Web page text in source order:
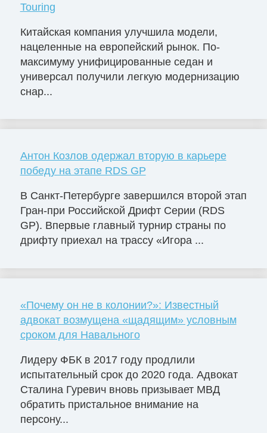
Touring
Китайская компания улучшила модели,
нацеленные на европейский рынок. По-
максимуму унифицированные седан и
универсал получили легкую модернизацию
снар...
Антон Козлов одержал вторую в карьере
победу на этапе RDS GP
В Санкт-Петербурге завершился второй этап
Гран-при Российской Дрифт Серии (RDS
GP). Впервые главный турнир страны по
дрифту приехал на трассу «Игора ...
«Почему он не в колонии?»: Известный
адвокат возмущена «щадящим» условным
сроком для Навального
Лидеру ФБК в 2017 году продлили
испытательный срок до 2020 года. Адвокат
Сталина Гуревич вновь призывает МВД
обратить пристальное внимание на
персону...